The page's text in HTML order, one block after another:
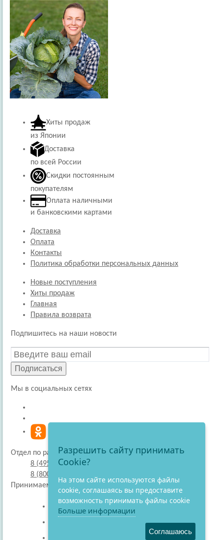
Хиты продаж
из Японии
Доставка
по всей России
Скидки постоянным
покупателям
Оплата наличными
и банковскими картами
Доставка
Оплата
Контакты
Политика обработки персональных данных
Новые поступления
Хиты продаж
Главная
Правила возврата
Подпишитесь на наши новости
Подписаться
Мы в социальных сетях
Отдел по работе с покупателями
8 (495) 220-51-30
8 (800) 707-27-19
Принимаем к оплате
Разрешить сайту принимать
Cookie?
На этом сайте используются файлы
cookie, соглашаясь вы предоставите
возможность принимать файлы cookie
Больше информации
Соглашаюсь